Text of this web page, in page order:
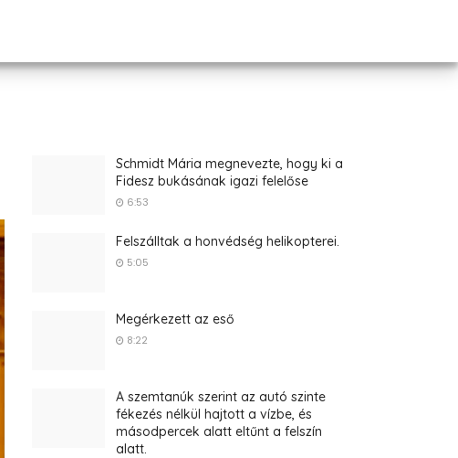
Schmidt Mária megnevezte, hogy ki a
Fidesz bukásának igazi felelőse
6:53
Felszálltak a honvédség helikopterei.
5:05
Megérkezett az eső
8:22
A szemtanúk szerint az autó szinte
fékezés nélkül hajtott a vízbe, és
másodpercek alatt eltűnt a felszín
alatt.